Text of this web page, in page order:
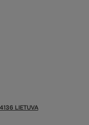
LIETUVA